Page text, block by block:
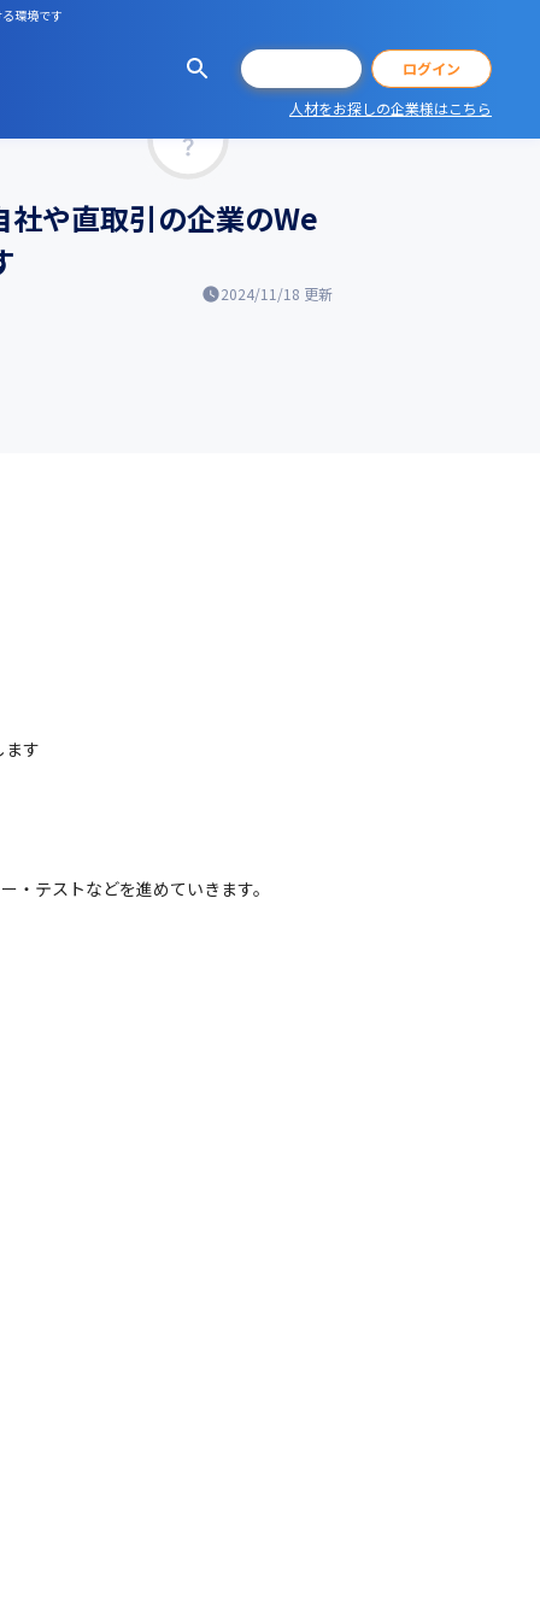
環境です
ログイン
人材をお探しの企業様はこちら
や直取引の企業のWe
2024/11/18 更新
ます
テストなどを進めていきます。
など、お客様と当社が一緒になってエン
や成長度合いに合わせて調整しています
まです